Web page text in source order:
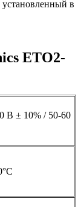
в
ETO2-
В ± 10% / 50-60